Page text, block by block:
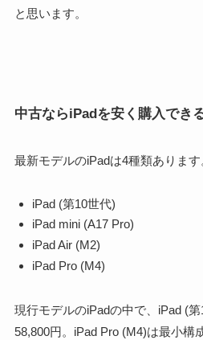
と思います。
中古ならiPadを安く購入でき
最新モデルのiPadは4種類あります
iPad (第10世代)
iPad mini (A17 Pro)
iPad Air (M2)
iPad Pro (M4)
現行モデルのiPadの中で、iPad (
58,800円。iPad Pro (М4)は最小構